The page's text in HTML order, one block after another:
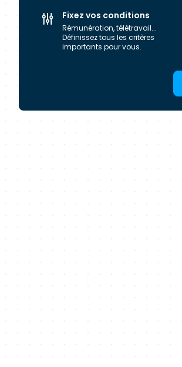
avec de grands Editeurs mondiaux.
Fixez vos conditions
Rémunération, télétravail...
Définissez tous les critères
importants pour vous.